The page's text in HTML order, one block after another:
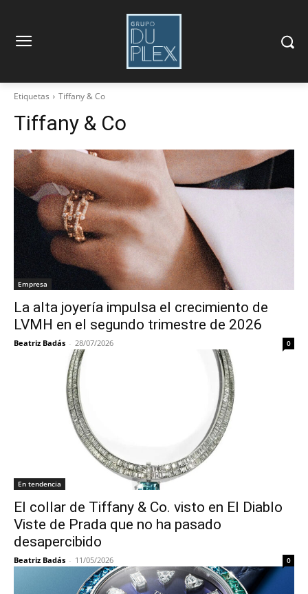
Etiquetas Tiffany & Co
Tiffany & Co
Empresa
La alta joyería impulsa el crecimiento de
LVMH en el segundo trimestre de 2026
Beatriz Badás - 28/07/2026 0
En tendencia
El collar de Tiffany & Co. visto en El Diablo
Viste de Prada que no ha pasado
desapercibido
Beatriz Badás - 11/05/2026 0